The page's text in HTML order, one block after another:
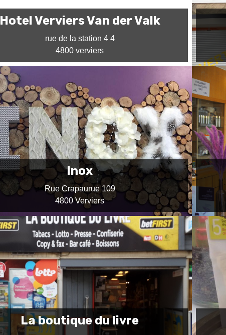
Hotel Verviers Van der Valk
rue de la station 4 4
4800 verviers
Inox
Rue Crapaurue 109
4800 Verviers
La boutique du livre